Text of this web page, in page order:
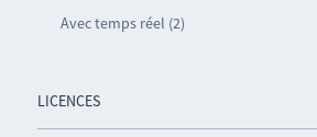
Avec temps réel (2)
LICENCES